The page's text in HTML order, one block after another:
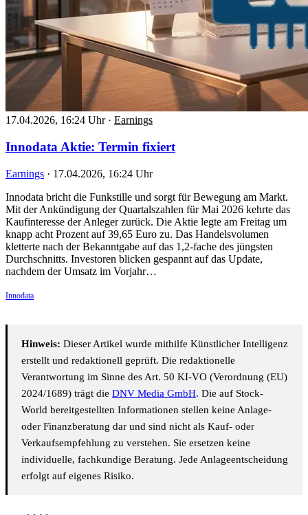
17.04.2026, 16:24 Uhr · Earnings
Innodata Aktie: Termin fixiert
Earnings · 17.04.2026, 16:24 Uhr
Innodata bricht die Funkstille und sorgt für Bewegung am Markt.
Mit der Ankündigung der Quartalszahlen für Mai 2026 kehrte das
Kaufinteresse der Anleger zurück. Die Aktie legte am Freitag um
knapp acht Prozent auf 39,65 Euro zu. Das Handelsvolumen
kletterte nach der Bekanntgabe auf das 1,2-fache des jüngsten
Durchschnitts. Investoren blicken gespannt auf das Update,
nachdem der Umsatz im Vorjahr…
Innodata
Hinweis: Dieser Artikel wurde mithilfe Künstlicher Intelligenz
erstellt und redaktionell geprüft. Die redaktionelle
Verantwortung im Sinne des Art. 50 KI-VO (Verordnung (EU)
2024/1689) trägt die DNV Media GmbH. Die auf Stock-
World bereitgestellten Informationen stellen keine Anlage-
oder Finanzberatung dar und sind nicht als Kauf- oder
Verkaufsempfehlung zu verstehen. Sie ersetzen keine
individuelle, fachkundige Beratung. Jede Anlageentscheidung
erfolgt auf eigenes Risiko.